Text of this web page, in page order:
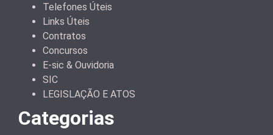
Telefones Úteis
Links Úteis
Contratos
Concursos
E-sic & Ouvidoria
SIC
LEGISLAÇÃO E ATOS
Categorias